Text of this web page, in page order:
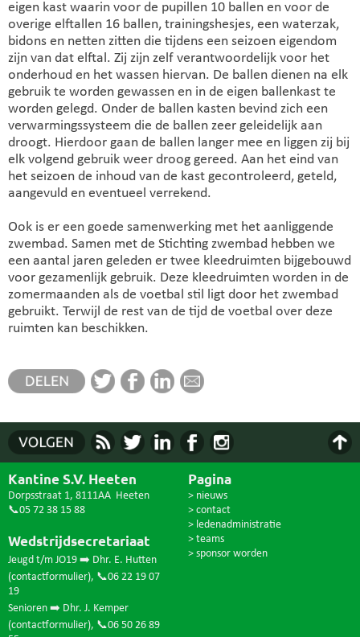
eigen kast waarin voor de pupillen 10 ballen en voor de
overige elftallen 16 ballen, trainingshesjes, een waterzak,
bidons en netten zitten die tijdens een seizoen eigendom
zijn van dat elftal. Zij zijn zelf verantwoordelijk voor het
onderhoud en het wassen hiervan. De ballen dienen na elk
gebruik te worden gewassen en in de eigen ballenkast te
worden gelegd. Onder de ballen kasten bevind zich een
verwarmingssysteem die de ballen zeer geleidelijk aan
droogt. Hierdoor gaan de ballen langer mee en liggen zij bij
elk volgend gebruik weer droog gereed. Aan het eind van
het seizoen de inhoud van de kast gecontroleerd, geteld,
aangevuld en eventueel verrekend.
Ook is er een goede samenwerking met het aanliggende
zwembad. Samen met de Stichting zwembad hebben we
een aantal jaren geleden er twee kleedruimten bijgebouwd
voor gezamenlijk gebruik. Deze kleedruimten worden in de
zomermaanden als de voetbal stil ligt door het zwembad
gebruikt. Terwijl de rest van de tijd de voetbal over deze
ruimten kan beschikken.
Kantine S.V. Heeten
Dorpsstraat 1, 8111AA Heeten
📞05 72 38 15 88
Wedstrijdsecretariaat
Jeugd t/m JO19 ➡️ Dhr. E. Hutten
(contactformulier), 📞06 22 19 07
19
Senioren ➡️ Dhr. J. Kemper
(contactformulier), 📞06 50 26 89
Pagina
> nieuws
> contact
> ledenadministratie
> teams
> sponsor worden